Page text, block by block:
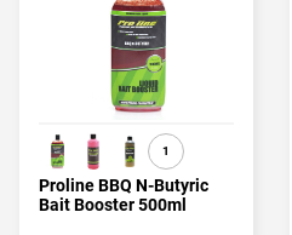
1
Proline BBQ N-Butyric
Bait Booster 500ml